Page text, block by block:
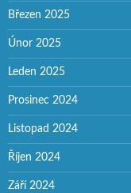
Březen 2025
Únor 2025
Leden 2025
Prosinec 2024
Listopad 2024
Říjen 2024
Září 2024